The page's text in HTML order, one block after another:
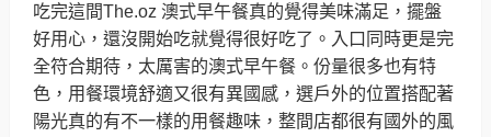
吃完這間The.oz 澳式早午餐真的覺得美味滿足，擺盤
好用心，還沒開始吃就覺得很好吃了。入口同時更是完
全符合期待，太厲害的澳式早午餐。份量很多也有特
色，用餐環境舒適又很有異國感，選戶外的位置搭配著
陽光真的有不一樣的用餐趣味，整間店都很有國外的風